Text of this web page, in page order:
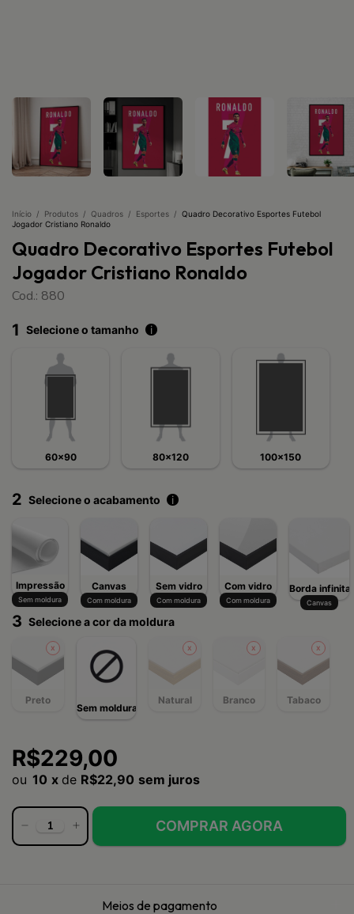
Início / Produtos / Quadros / Esportes / Quadro Decorativo Esportes Futebol
Jogador Cristiano Ronaldo
Quadro Decorativo Esportes Futebol
Jogador Cristiano Ronaldo
Cod.: 880
1 Selecione o tamanho i
60x90 80x120 100x150
2 Selecione o acabamento i
Impressão
Sem moldura
Canvas
Com moldura
Sem vidro
Com moldura
Com vidro
Com moldura
Borda infinita
Canvas
3 Selecione a cor da moldura
Preto
Sem moldura
Natural Branco Tabaco
R$229,00
10 x de R$22,90 sem juros
Meios de pagamento